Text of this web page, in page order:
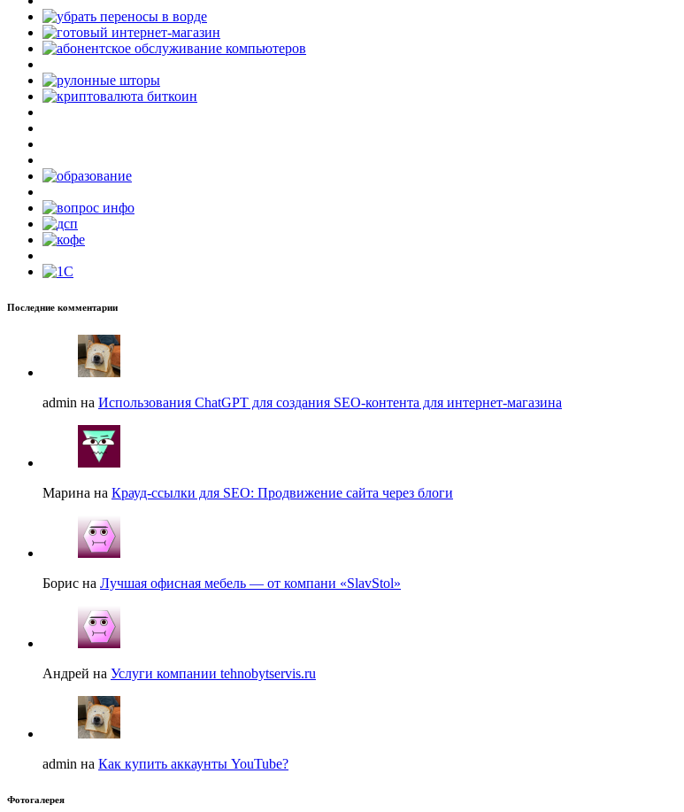
Последние комментарии
admin на Использования ChatGPT для создания SEO-контента для интернет-магазина
Марина на Крауд-ссылки для SEO: Продвижение сайта через блоги
Борис на Лучшая офисная мебель — от компани «SlavStol»
Андрей на Услуги компании tehnobytservis.ru
admin на Как купить аккаунты YouTube?
Фотогалерея